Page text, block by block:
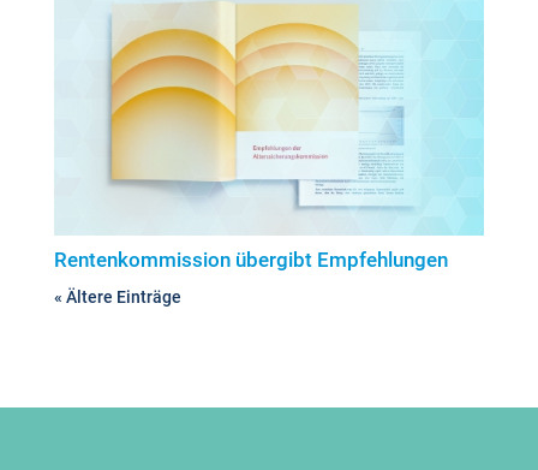
Rentenkommission übergibt Empfehlungen
« Ältere Einträge